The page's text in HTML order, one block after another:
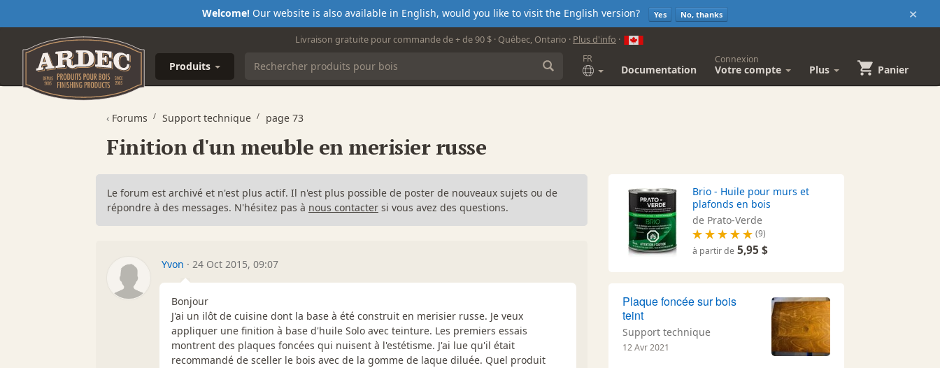
×
Welcome!Our website is also available in English, would you like to visit the English version? Yes No, thanks
Livraison gratuite pour commande de + de 90 $ · Québec, Ontario · Plus d'info ·
Produits
FR
Documentation
Connexion
Votre compte Plus Panier
‹ Forums Support technique page 73
Finition d'un meuble en merisier russe
Le forum est archivé et n'est plus actif. Il n'est plus possible de poster de nouveaux sujets ou de
répondre à des messages. N'hésitez pas à nous contacter si vous avez des questions.
Yvon · 24 Oct 2015, 09:07
Bonjour
J'ai un ilôt de cuisine dont la base à été construit en merisier russe. Je veux
appliquer une finition à base d'huile Solo avec teinture. Les premiers essais
montrent des plaques foncées qui nuisent à l'estétisme. J'ai lue qu'il était
recommandé de sceller le bois avec de la gomme de laque diluée. Quel produit
Brio - Huile pour murs et
plafonds en bois
de Prato-Verde
(9)
à partir de 5,95 $
Plaque foncée sur bois
teint
Support technique
12 Avr 2021